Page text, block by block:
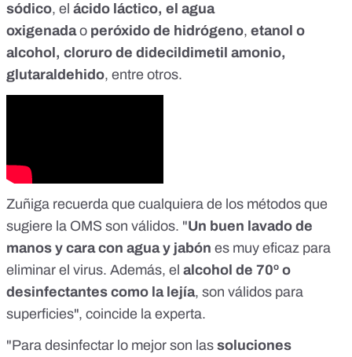
sódico, el ácido láctico, el agua
oxigenadao peróxido de hidrógeno, etanol o
alcohol, cloruro de didecildimetil amonio,
glutaraldehido, entre otros.
Zuñiga recuerda que cualquiera de los métodos que
sugiere la OMS son válidos. "Un buen lavado de
manos y cara con agua y jabón es muy eficaz para
eliminar el virus. Además, el alcohol de 70º o
desinfectantes como la lejía, son válidos para
superficies", coincide la experta.
"Para desinfectar lo mejor son las soluciones